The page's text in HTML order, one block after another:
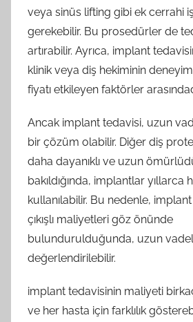
veya sinüs lifting gibi ek cerrahi
gerekebilir. Bu prosedürler de
artırabilir. Ayrıca, implant
klinik veya diş hekiminin
fiyatı etkileyen faktörler
Ancak implant tedavisi, uzun
bir çözüm olabilir. Diğer diş
daha dayanıklı ve uzun
bakıldığında, implantlar
kullanılabilir. Bu nedenle,
çıkışlı maliyetleri göz önünde
bulundurulduğunda, uzun
değerlendirilebilir.
implant tedavisinin maliyeti
ve her hasta için farklılık